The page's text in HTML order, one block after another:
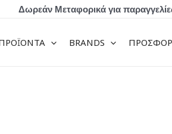
Δωρεάν Μεταφορικά για
BRANDS